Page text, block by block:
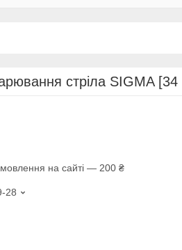
стріла SIGMA [34
на сайті — 200 ₴
28